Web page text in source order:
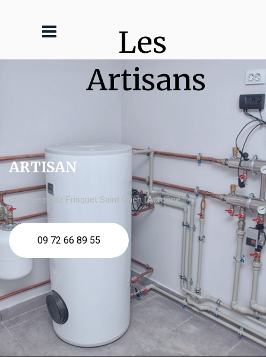
Les
Artisans
ARTISAN
chaudière gaz Frisquet Saint Ouen l'Aumône
09 72 66 89 55